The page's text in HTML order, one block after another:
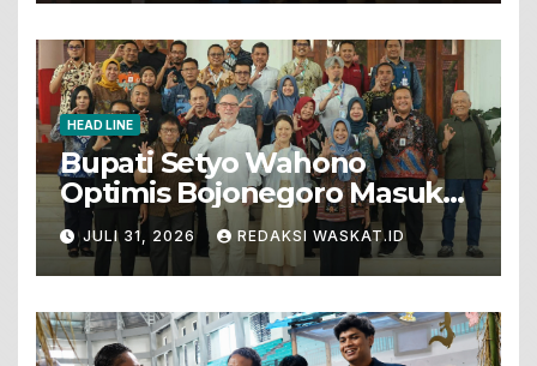
HEAD LINE
Bupati Setyo Wahono
Optimis Bojonegoro Masuk
Unesco Global Geopark
JULI 31, 2026 REDAKSI WASKAT.ID